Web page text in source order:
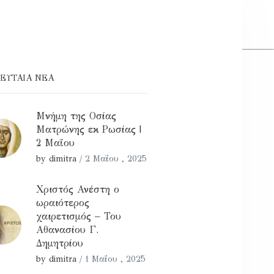
ΝΕΑ
Μνήμη της Οσίας
Ματρώνης εκ Ρωσίας |
2 Μαΐου
by dimitra / 2 Μαΐου , 2025
Χριστός Ανέστη ο
ωραιότερος
χαιρετισμός – Του
Αθανασίου Γ.
Δημητρίου
by dimitra / 1 Μαΐου , 2025